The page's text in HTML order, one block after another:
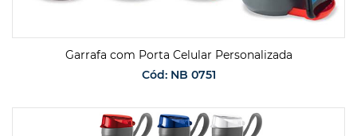
Garrafa com Porta Celular Personalizada
Cód: NB 0751
SOLICITAR ORÇAMENTO